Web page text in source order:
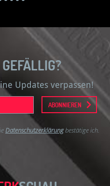
GEFÄLLIG?
Updates verpassen!
ABONNIEREN
Datenschutzerklärungbestätige ich.